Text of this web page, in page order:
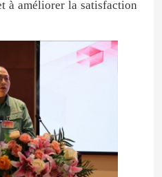
de catégorie
à améliorer la satisfaction